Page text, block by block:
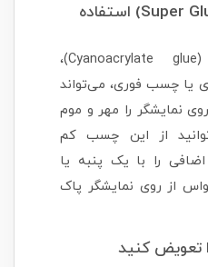
از چسب فوق قوی (Super Glue) استفاده
چسب سیانواکریلات (Cyanoacrylate glue)،
چسب فوری، می‌تواند
نمایشگر را مهر و موم
از این چسب کم
را با یک پنبه یا
از روی نمایشگر پاک
تعویض کنید